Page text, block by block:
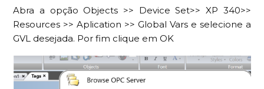
Abra a opção Objects >> Device Set>> XP 340>>
Resources >> Aplication >> Global Vars e selecione a
GVL desejada. Por fim clique em OK